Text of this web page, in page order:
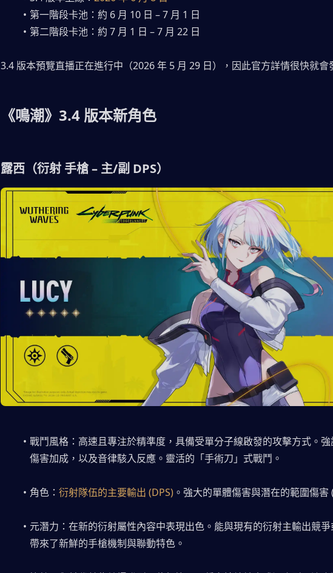
第一階段卡池：約 6 月 10 日 – 7 月 1 日
第二階段卡池：約 7 月 1 日 – 7 月 22 日
3.4 版本預覽直播正在進行中（2026 年 5 月 29 日），因此官方詳情很快就會
《鳴潮》3.4 版本新角色
露西（衍射 手槍 – 主/副 DPS）
戰鬥風格：高速且專注於精準度，具備受單分子線啟發的攻擊方式。
傷害加成，以及音律駭入反應。靈活的「手術刀」式戰鬥。
角色： 衍射隊伍的主要輸出 (DPS)。強大的單體傷害與潛在的範圍傷害
元潛力：在新的衍射屬性內容中表現出色。能與現有的衍射主輸出競
帶來了新鮮的手槍機制與聯動特色。